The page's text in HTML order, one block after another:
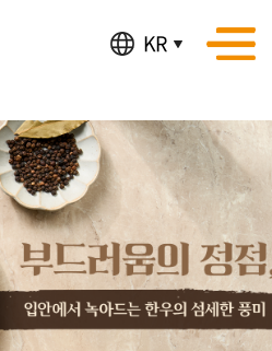
KR